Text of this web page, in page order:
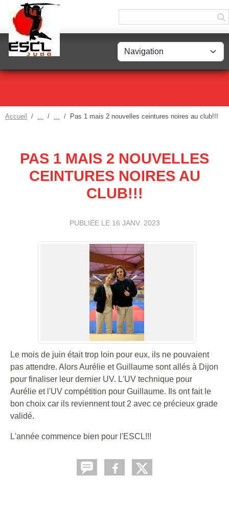
Accueil Pas 1 mais 2 nouvelles ceintures noires au club!!!
PAS 1 MAIS 2 NOUVELLES
CEINTURES NOIRES AU
CLUB!!!
PUBLIÉE LE 16 JANV. 2023
Le mois de juin était trop loin pour eux, ils ne pouvaient
pas attendre. Alors Aurélie et Guillaume sont allés à Dijon
pour finaliser leur dernier UV. L'UV technique pour
Aurélie et l'UV compétition pour Guillaume. Ils ont fait le
bon choix car ils reviennent tout 2 avec ce précieux grade
validé.
L'année commence bien pour l'ESCL!!!
Panneau de gestion des cookies